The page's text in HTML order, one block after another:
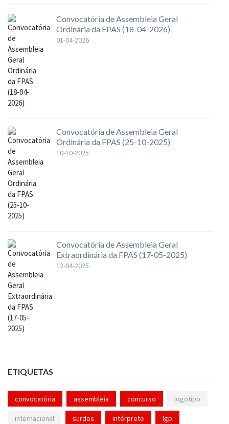
Convocatória de Assembleia Geral
Ordinária da FPAS (18-04-2026)
01-04-2026
Convocatória de Assembleia Geral
Ordinária da FPAS (25-10-2025)
10-10-2025
Convocatória de Assembleia Geral
Extraordinária da FPAS (17-05-2025)
12-04-2025
ETIQUETAS
convocatória assembleia concurso logotipo
internacional surdos intérprete lgp